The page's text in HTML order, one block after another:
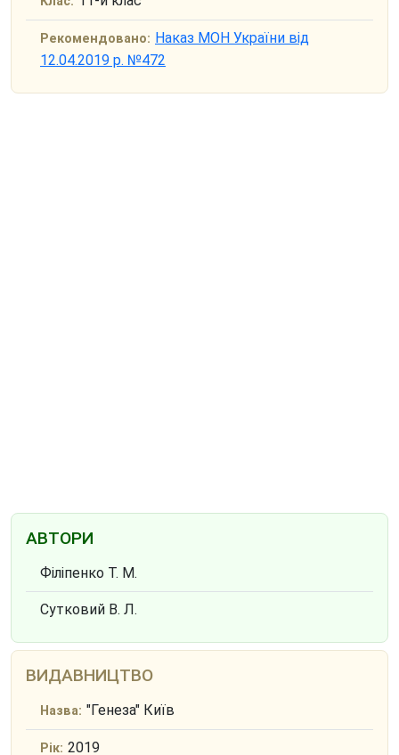
Рекомендовано: Наказ МОН України від
12.04.2019 р. №472
АВТОРИ
Філіпенко Т. М.
Сутковий В. Л.
ВИДАВНИЦТВО
Назва: "Генеза" Київ
Рік: 2019